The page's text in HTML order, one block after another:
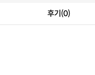
후기(0)